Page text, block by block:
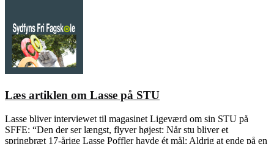
Læs artiklen om Lasse på STU
Lasse bliver interviewet til magasinet Ligeværd om sin STU på
SFFE: “Den der ser længst, flyver højest: Når stu bliver et
springbræt 17-årige Lasse Poffler havde ét mål: Aldrig at ende på en